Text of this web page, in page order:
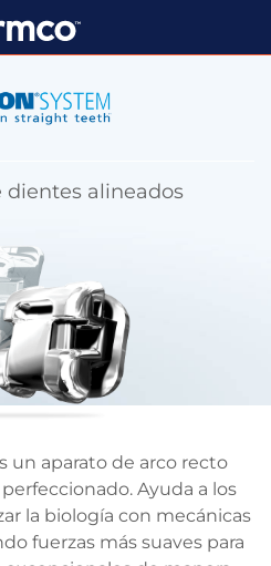
dientes alineados
un aparato de arco recto
Ayuda a los
la biología con mecánicas
fuerzas más suaves para